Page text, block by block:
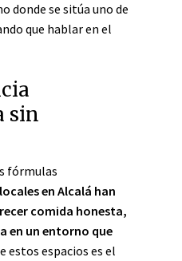
donde se sitúa uno de
que hablar en el
sin
fórmulas
en Alcalá han
comida honesta,
en un entorno que
estos espacios es el